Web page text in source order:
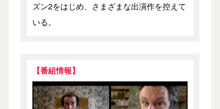
ズン2をはじめ、さまざまな出演作を控えて
いる。
【番組情報】